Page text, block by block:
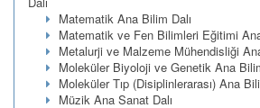
Matematik Ana Bilim Dalı
Matematik ve Fen Bilimleri Eğitimi
Metalurji ve Malzeme Mühendisliği
Moleküler Biyoloji ve Genetik Ana
Moleküler Tıp (Disiplinlerarası) Ana
Müzik Ana Sanat Dalı